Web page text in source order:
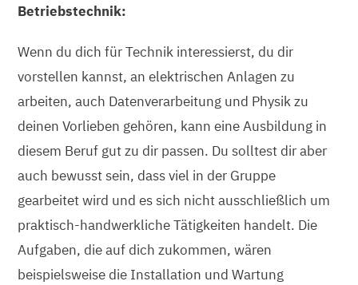
Betriebstechnik:
Wenn du dich für Technik interessierst, du dir
vorstellen kannst, an elektrischen Anlagen zu
arbeiten, auch Datenverarbeitung und Physik zu
deinen Vorlieben gehören, kann eine Ausbildung in
diesem Beruf gut zu dir passen. Du solltest dir aber
auch bewusst sein, dass viel in der Gruppe
gearbeitet wird und es sich nicht ausschließlich um
praktisch-handwerkliche Tätigkeiten handelt. Die
Aufgaben, die auf dich zukommen, wären
beispielsweise die Installation und Wartung